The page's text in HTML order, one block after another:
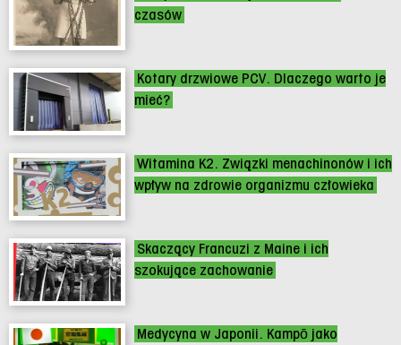
czasów
Kotary drzwiowe PCV. Dlaczego warto je
mieć?
Witamina K2. Związki menachinonów i ich
wpływ na zdrowie organizmu człowieka
Skaczący Francuzi z Maine i ich
szokujące zachowanie
Medycyna w Japonii. Kampō jako